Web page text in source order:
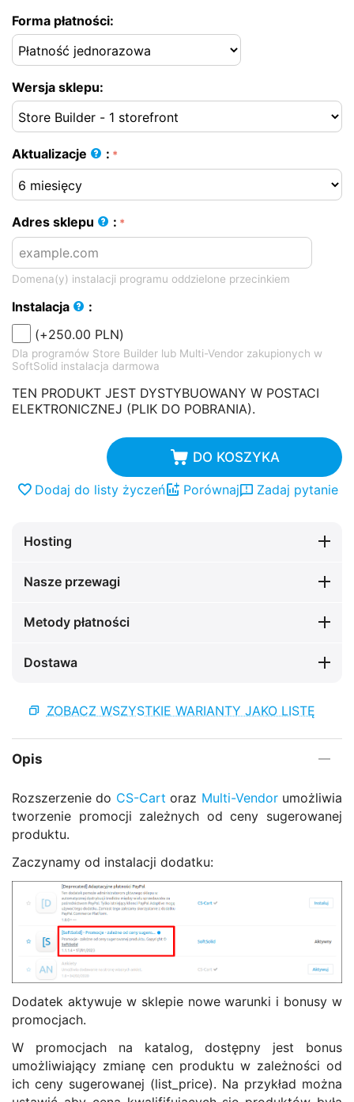
Forma płatności:
Wersja sklepu:
Aktualizacje :
Adres sklepu :
Domena(y) instalacji programu oddzielone przecinkiem
Instalacja
:
(+250.00 PLN)
Dla programów Store Builder lub Multi-Vendor zakupionych w
SoftSolid instalacja darmowa
TEN PRODUKT JEST DYSTYBUOWANY W POSTACI
ELEKTRONICZNEJ (PLIK DO POBRANIA).
DO KOSZYKA
Dodaj do listy życzeń Porównaj Zadaj pytanie
Hosting
Nasze przewagi
Metody płatności
Dostawa
ZOBACZ WSZYSTKIE WARIANTY JAKO LISTĘ
Opis
Rozszerzenie do CS-Cart oraz Multi-Vendorumożliwia
tworzenie promocji zależnych od ceny sugerowanej
produktu.
Zaczynamy od instalacji dodatku:
Dodatek aktywuje w sklepie nowe warunki i bonusy w
promocjach.
W promocjach na katalog, dostępny jest bonus
umożliwiający zmianę cen produktu w zależności od
ich ceny sugerowanej (list_price). Na przykład można